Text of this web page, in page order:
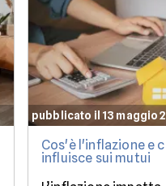
pubblicato il 13 maggio
Cos'è l'inflazione e
influisce sui mutui